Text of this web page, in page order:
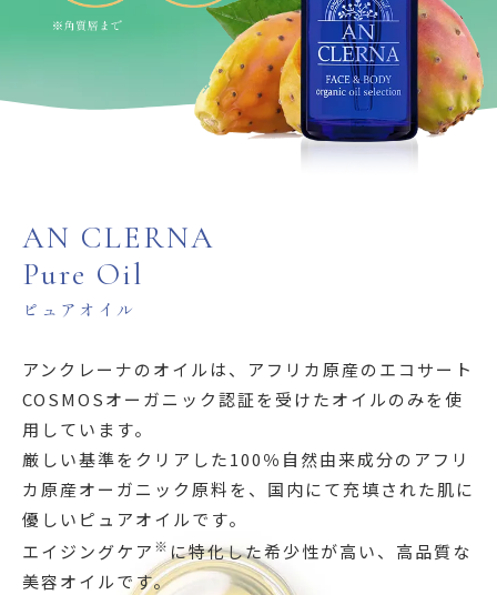
AN CLERNA
Pure Oil
ピュアオイル
アンクレーナのオイルは、アフリカ原産のエコサート
COSMOSオーガニック認証を受けたオイルのみを使
用しています。
厳しい基準をクリアした100％自然由来成分のアフリ
カ原産オーガニック原料を、国内にて充填された肌に
優しいピュアオイルです。
エイジングケア ※ に特化した希少性が高い、高品質な
美容オイルです。